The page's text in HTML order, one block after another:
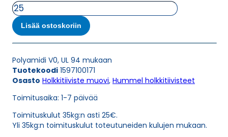
HSK-
K-
MULTI
NPT
1"
HOLKKITIIVISTE
määrä
Lisää ostoskoriin
Polyamidi V0, UL 94 mukaan
Tuotekoodi 1597100171
Osasto Holkkitiiviste muovi, Hummel holkkitiivisteet
Toimitusaika: 1-7 päivää
Toimituskulut 35kg:n asti 25€.
Yli 35kg:n toimituskulut toteutuneiden kulujen mukaan.